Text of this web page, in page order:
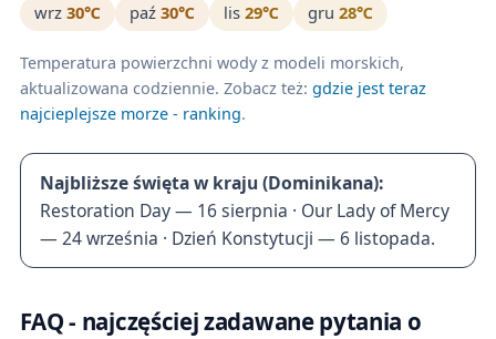
wrz 30℃ paź 30℃ lis 29℃ gru 28℃
Temperatura powierzchni wody z modeli morskich,
aktualizowana codziennie. Zobacz też: gdzie jest teraz
najcieplejsze morze - ranking.
Najbliższe święta w kraju (Dominikana):
Restoration Day — 16 sierpnia · Our Lady of Mercy
— 24 września · Dzień Konstytucji — 6 listopada.
FAQ - najczęściej zadawane pytania o